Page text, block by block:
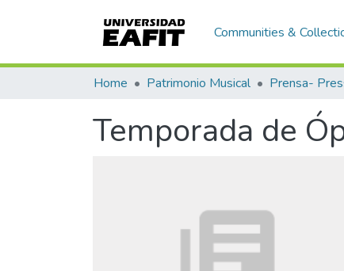
Communities &
Home Patrimonio Musical Prensa-
Temporada de